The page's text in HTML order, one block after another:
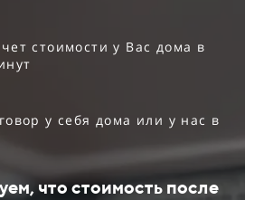
стоимости у Вас дома в
у себя дома или у нас в
что стоимость после